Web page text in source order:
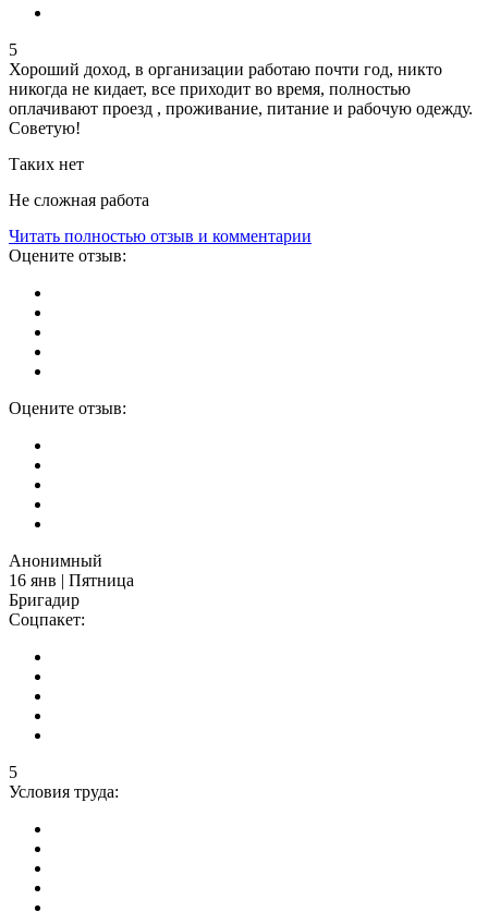
5
Хороший доход, в организации работаю почти год, никто
никогда не кидает, все приходит во время, полностью
оплачивают проезд , проживание, питание и рабочую одежду.
Советую!
Таких нет
Не сложная работа
Читать полностью отзыв и комментарии
Оцените отзыв:
Оцените отзыв:
Анонимный
16 янв | Пятница
Бригадир
Соцпакет:
5
Условия труда: